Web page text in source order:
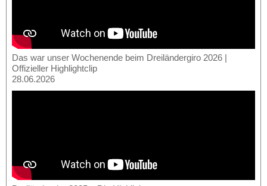
Das war unser Wochenende beim Dreiländergiro 2026 |
Offizieller Highlightclip
28.06.2026